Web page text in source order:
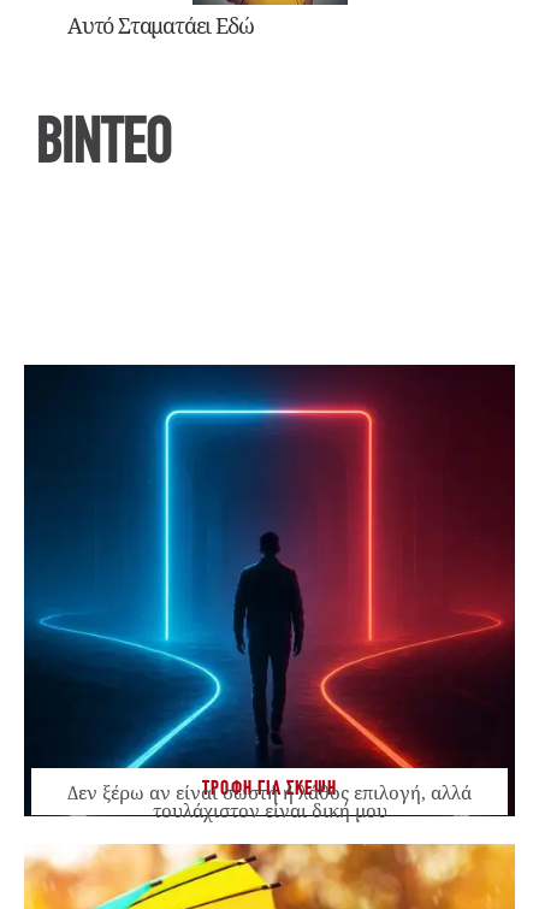
Αυτό Σταματάει Εδώ
ΒΙΝΤΕΟ
ΤΡΟΦΗ ΓΙΑ ΣΚΕΨΗ
Δεν ξέρω αν είναι σωστή ή λάθος επιλογή, αλλά
τουλάχιστον είναι δική μου